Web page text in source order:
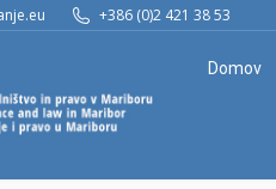
+386 (0)2 421 38 53
Domov